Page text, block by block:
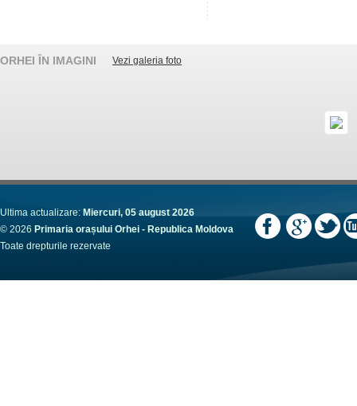
ORHEI ÎN IMAGINI Vezi galeria foto
Ultima actualizare: Miercuri, 05 august 2026
© 2026 Primaria orașului Orhei - Republica Moldova
Toate drepturile rezervate